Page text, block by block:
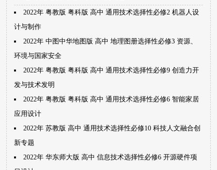
2022年 粤教版 粤科版 高中 通用技术选择性必修2 机器人设
计与制作
2022年 中图中华地图版 高中 地理图册选择性必修3 资源、
环境与国家安全
2022年 粤教版 粤科版 高中 通用技术选择性必修9 创造力开
发与技术发明
2022年 粤教版 粤科版 高中 通用技术选择性必修6 智能家居
应用设计
2022年 苏教版 高中 通用技术选择性必修10 科技人文融合创
新专题
2022年 华东师大版 高中 信息技术选择性必修6 开源硬件项